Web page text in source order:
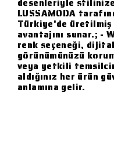
desenleriyle
LUSSAMODA
Türkiye'de
avantajını sunar.; -
renk seçeneği,
görünümünüzü
veya yetkili
aldığınız her ürün
anlamına gelir.